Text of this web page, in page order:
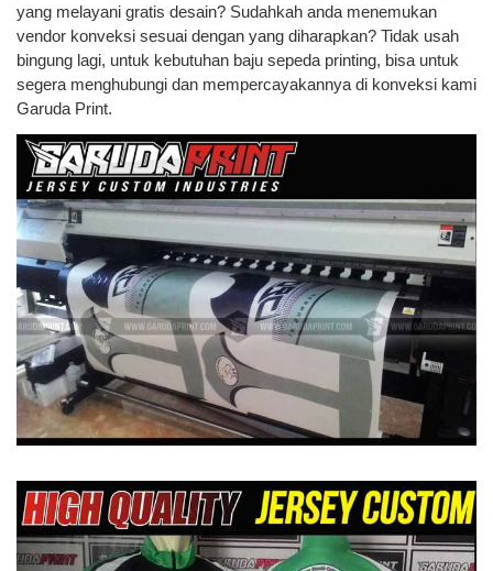
yang melayani gratis desain? Sudahkah anda menemukan
vendor konveksi sesuai dengan yang diharapkan? Tidak usah
bingung lagi, untuk kebutuhan baju sepeda printing, bisa untuk
segera menghubungi dan mempercayakannya di konveksi kami
Garuda Print.